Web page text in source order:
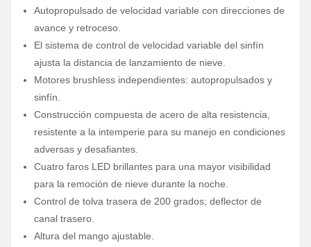
Autopropulsado de velocidad variable con direcciones de
avance y retroceso.
El sistema de control de velocidad variable del sinfín
ajusta la distancia de lanzamiento de nieve.
Motores brushless independientes: autopropulsados y
sinfín.
Construcción compuesta de acero de alta resistencia,
resistente a la intemperie para su manejo en condiciones
adversas y desafiantes.
Cuatro faros LED brillantes para una mayor visibilidad
para la remoción de nieve durante la noche.
Control de tolva trasera de 200 grados; deflector de
canal trasero.
Altura del mango ajustable.